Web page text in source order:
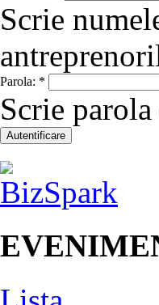
Scrie
Parola: *
Scrie